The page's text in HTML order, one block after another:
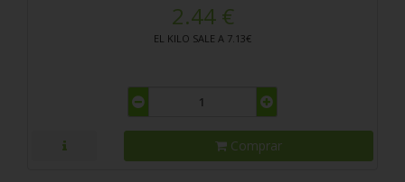
2.44 €
EL KILO SALE A 7.13€
Comprar